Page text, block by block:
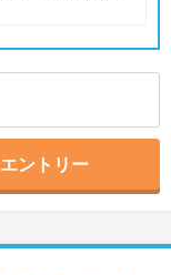
エントリー